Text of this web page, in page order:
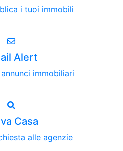
i tuoi immobili
Alert
immobiliari
Casa
alle agenzie